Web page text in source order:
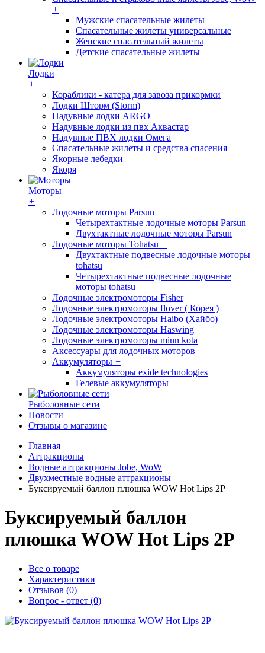
+
Мужские спасательные жилеты
Спасательные жилеты универсальные
Женские спасательный жилеты
Детские спасательные жилеты
Лодки
+
Кораблики - катера для завоза прикормки
Лодки Шторм (Storm)
Надувные лодки ARGO
Надувные лодки из пвх Аквастар
Надувные ПВХ лодки Омега
Спасательные жилеты и средства спасения
Якорные лебедки
Якоря
Моторы
+
Лодочные моторы Parsun +
Четырехтактные лодочные моторы Parsun
Двухтактные лодочные моторы Parsun
Лодочные моторы Tohatsu +
Двухтактные подвесные лодочные моторы
tohatsu
Четырехтактные подвесные лодочные
моторы tohatsu
Лодочные электромоторы Fisher
Лодочные электромоторы flover ( Корея )
Лодочные электромоторы Haibo (Хайбо)
Лодочные электромоторы Haswing
Лодочные электромоторы minn kota
Аксессуары для лодочных моторов
Аккумуляторы +
Аккумуляторы exide technologies
Гелевые аккумуляторы
Рыболовные сети
Новости
Отзывы о магазине
Главная
Аттракционы
Водные аттракционы Jobe, WoW
Двухместные водные аттракционы
Буксируемый баллон плюшка WOW Hot Lips 2Р
Буксируемый баллон
плюшка WOW Hot Lips 2Р
Все о товаре
Характеристики
Отзывов (0)
Вопрос - ответ (0)